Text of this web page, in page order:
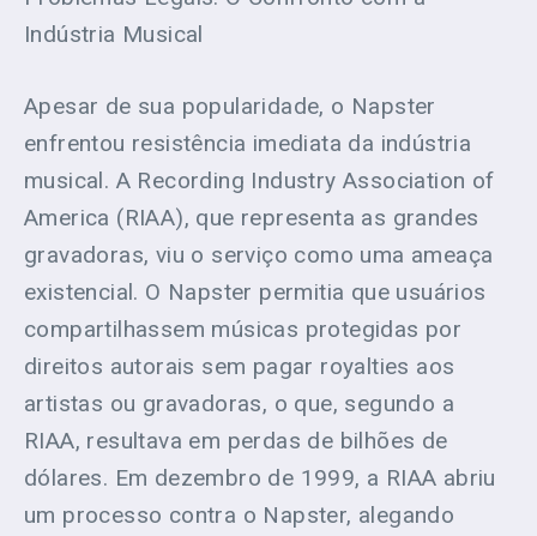
Indústria Musical
Apesar de sua popularidade, o Napster
enfrentou resistência imediata da indústria
musical. A Recording Industry Association of
America (RIAA), que representa as grandes
gravadoras, viu o serviço como uma ameaça
existencial. O Napster permitia que usuários
compartilhassem músicas protegidas por
direitos autorais sem pagar royalties aos
artistas ou gravadoras, o que, segundo a
RIAA, resultava em perdas de bilhões de
dólares. Em dezembro de 1999, a RIAA abriu
um processo contra o Napster, alegando